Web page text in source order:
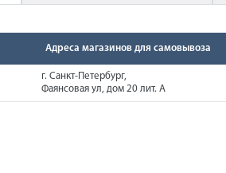
Адреса магазинов для самовывоза
г. Санкт-Петербург,
Фаянсовая ул, дом 20 лит. А